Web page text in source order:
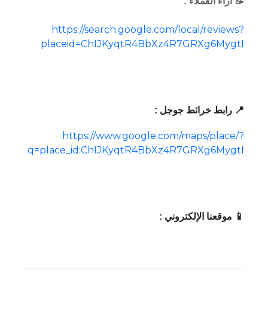
https://search.google.com/local/reviews?
placeid=ChIJKyqtR4BbXz4R7GRXg6MygtI
📍 رابط خرائط جوجل :
https://www.google.com/maps/place/?
q=place_id:ChIJKyqtR4BbXz4R7GRXg6MygtI
📱 موقعنا الإلكتروني :